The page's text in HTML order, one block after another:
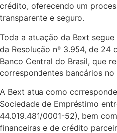
crédito, oferecendo um
transparente e seguro.
Toda a atuação da Bext
da Resolução nº 3.954, de 24
Banco Central do Brasil, que
correspondentes bancários no
A Bext atua como
Sociedade de Empréstimo
44.019.481/0001-52), bem
financeiras e de crédito